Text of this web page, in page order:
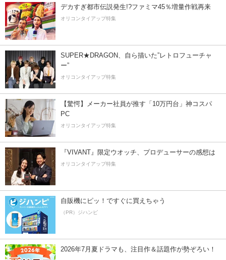
デカすぎ都市伝説発生!?ファミマ45％増量作戦再来
オリコンタイアップ特集
SUPER★DRAGON、自ら描いた”レトロフューチャ
ー”
オリコンタイアップ特集
【驚愕】メーカー社員が推す「10万円台」神コスパ
PC
オリコンタイアップ特集
『VIVANT』限定ウオッチ、プロデューサーの感想は
オリコンタイアップ特集
自販機にピッ！ですぐに買えちゃう
（PR）ジハンピ
2026年7月夏ドラマも、注目作＆話題作が勢ぞろい！